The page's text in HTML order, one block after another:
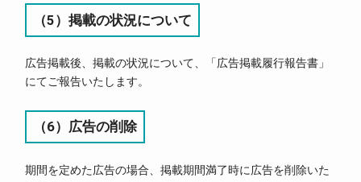
（5）掲載の状況について
広告掲載後、掲載の状況について、「広告掲載履行報告書」
にてご報告いたします。
（6）広告の削除
期間を定めた広告の場合、掲載期間満了時に広告を削除いた